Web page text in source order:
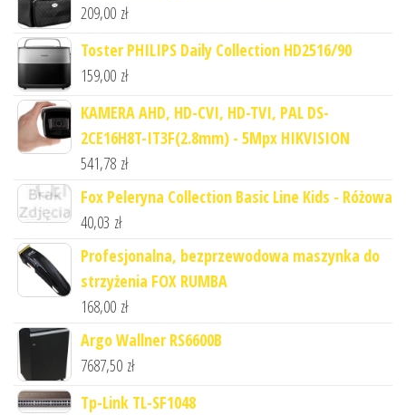
209,00 zł
Toster PHILIPS Daily Collection HD2516/90
159,00 zł
KAMERA AHD, HD-CVI, HD-TVI, PAL DS-
2CE16H8T-IT3F(2.8mm) - 5Mpx HIKVISION
541,78 zł
Fox Peleryna Collection Basic Line Kids - Różowa
40,03 zł
Profesjonalna, bezprzewodowa maszynka do
strzyżenia FOX RUMBA
168,00 zł
Argo Wallner RS6600B
7687,50 zł
Tp-Link TL-SF1048